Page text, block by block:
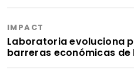
IMPACT
Laboratoria evoluciona
barreras económicas de